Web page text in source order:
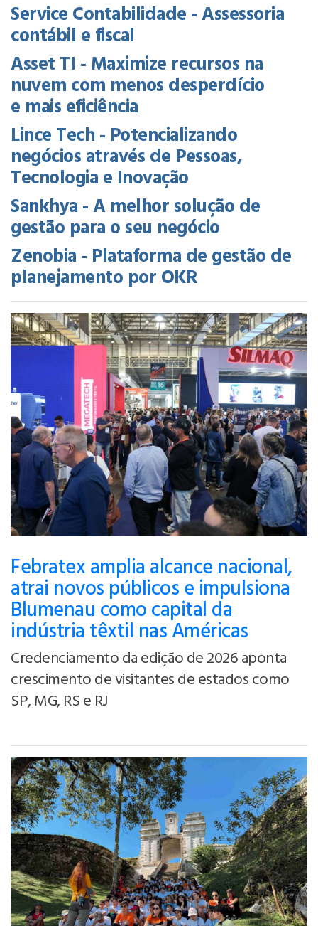
Service Contabilidade - Assessoria
contábil e fiscal
Asset TI - Maximize recursos na
nuvem com menos desperdício
e mais eficiência
Lince Tech - Potencializando
negócios através de Pessoas,
Tecnologia e Inovação
Sankhya - A melhor solução de
gestão para o seu negócio
Zenobia - Plataforma de gestão de
planejamento por OKR
Febratex amplia alcance nacional,
atrai novos públicos e impulsiona
Blumenau como capital da
indústria têxtil nas Américas
Credenciamento da edição de 2026 aponta
crescimento de visitantes de estados como
SP, MG, RS e RJ